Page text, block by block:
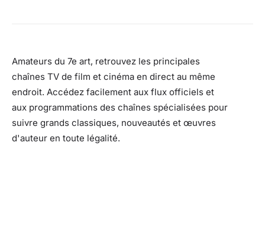
Amateurs du 7e art, retrouvez les principales
chaînes TV de film et cinéma en direct au même
endroit. Accédez facilement aux flux officiels et
aux programmations des chaînes spécialisées pour
suivre grands classiques, nouveautés et œuvres
d'auteur en toute légalité.